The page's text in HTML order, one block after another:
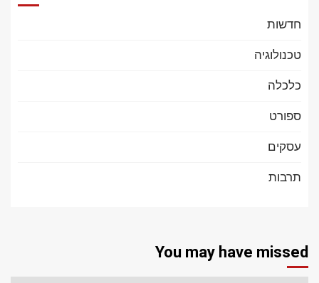
חדשות
טכנולוגיה
כלכלה
ספורט
עסקים
תרבות
You may have missed